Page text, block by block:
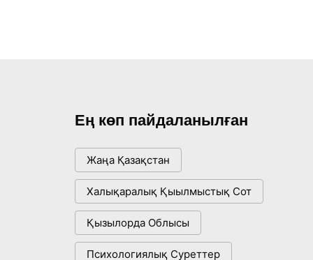
Ең көп пайдаланылған
Жаңа Қазақстан
Халықаралық Қыылмыстық Сот
Қызылорда Облысы
Психологиялық Суреттер